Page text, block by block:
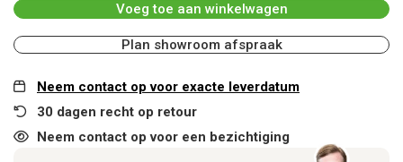
Voeg toe aan winkelwagen
Plan showroom afspraak
Neem contact op voor exacte leverdatum
30 dagen recht op retour
Neem contact op voor een bezichtiging